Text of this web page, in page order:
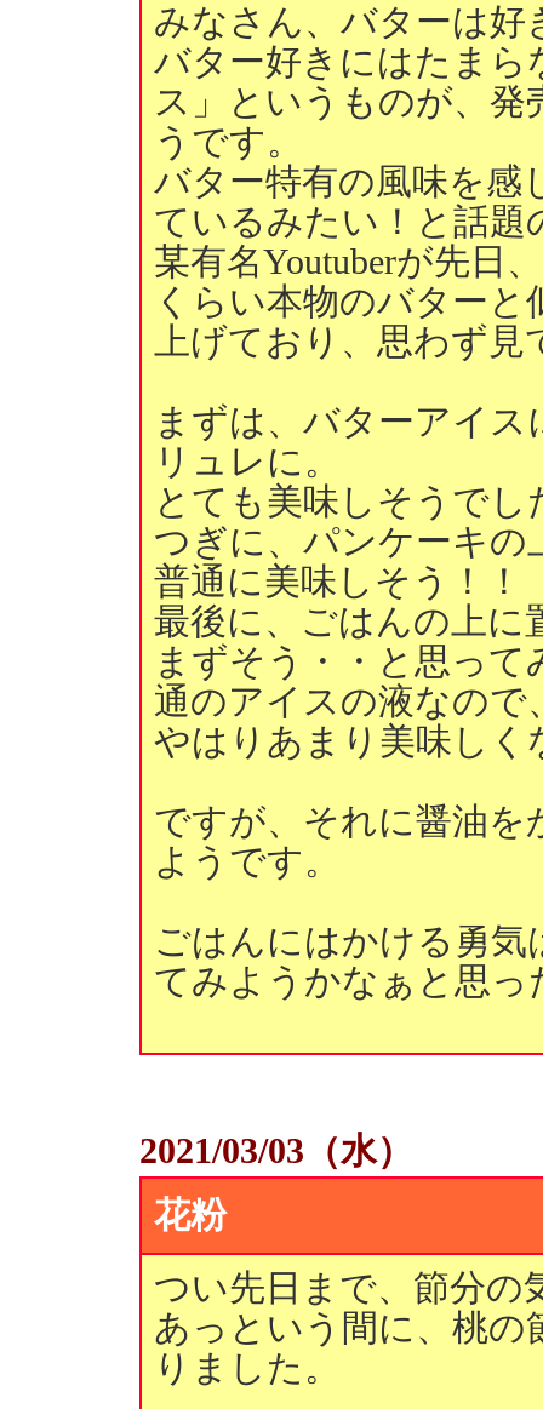
みなさん、バターは好
バター好きにはたまら
ス」というものが、
うです。
バター特有の風味を感
ているみたい！と話題
某有名Youtuberが先日
くらい本物のバター
上げており、思わず
まずは、バターアイ
リュレに。
とても美味しそうでし
つぎに、パンケーキの
普通に美味しそう！！
最後に、ごはんの上に
まずそう・・と思っ
通のアイスの液なので
やはりあまり美味しく
ですが、それに醤油
ようです。
ごはんにはかける勇
てみようかなぁと思っ
2021/03/03（水）
花粉
つい先日まで、節分の
あっという間に、桃の
りました。